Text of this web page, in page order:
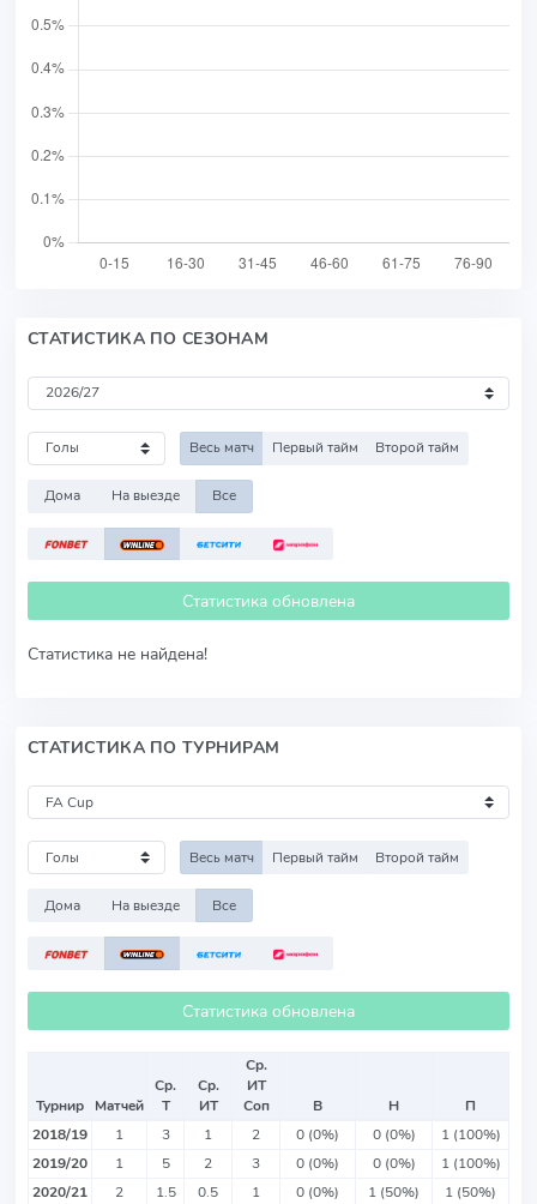
СТАТИСТИКА ПО СЕЗОНАМ
Весь матч Первый тайм Второй тайм
Дома На выезде Все
Статистика обновлена
Статистика не найдена!
СТАТИСТИКА ПО ТУРНИРАМ
Весь матч Первый тайм Второй тайм
Дома На выезде Все
Статистика обновлена
Турнир Матчей
Ср.
Т
Ср.
ИТ
Ср.
ИТ
Соп
В Н
П
2018/19
1 3 1 2 0 (0%) 0 (0%)
1 (100%)
2019/20
1 5 2 3 0 (0%) 0 (0%)
1 (100%)
2020/21
2 1.5 0.5 1 0 (0%) 1 (50%)
1 (50%)